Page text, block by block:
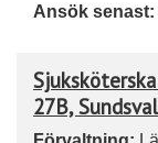
Ansök senast:
27B,